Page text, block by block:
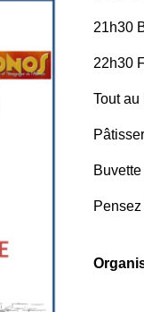
21h30
22h30
Tout